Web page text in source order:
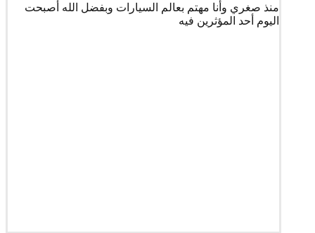
منذ صغري وأنا مهتم بعالم السيارات وبفضل الله أصبحت
اليوم أحد المؤثرين فيه